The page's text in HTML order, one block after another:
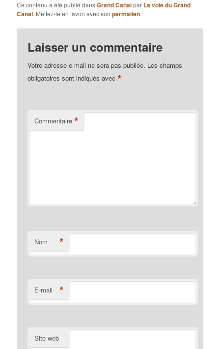
Ce contenu a été publié dansGrand Canalpar La voie du Grand
Canal. Mettez-le en favori avec sonpermalien.
Laisser un commentaire
Votre adresse e-mail ne sera pas publiée. Les champs
obligatoires sont indiqués avec*
Commentaire *
Nom *
E-mail *
Site web